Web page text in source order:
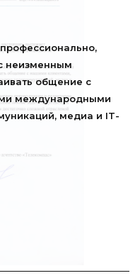
Позвольте выразить
за содействие в
перевода в рамках
форума, научно-
и встреч экспертов.